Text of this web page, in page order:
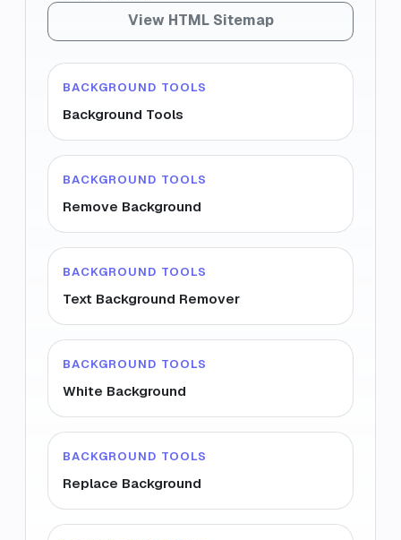
View HTML Sitemap
BACKGROUND TOOLS
Background Tools
BACKGROUND TOOLS
Remove Background
BACKGROUND TOOLS
Text Background Remover
BACKGROUND TOOLS
White Background
BACKGROUND TOOLS
Replace Background